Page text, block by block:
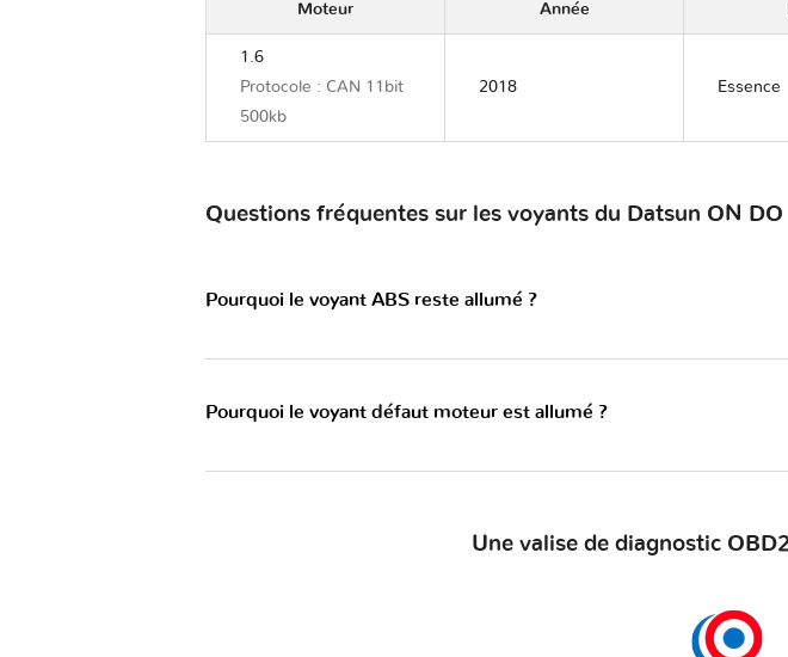
Moteur Année
1.6
Protocole : CAN 11bit
500kb
2018 Essence
Questions fréquentes sur les voyants du Datsun ON DO
Pourquoi le voyant ABS reste allumé ?
Pourquoi le voyant défaut moteur est allumé ?
Une valise de diagnostic